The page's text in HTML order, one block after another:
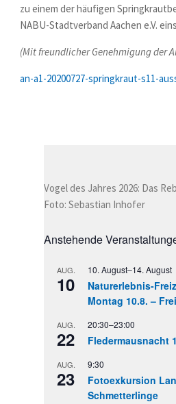
zu einem der häufigen
NABU-Stadtverband Aachen e.V.
(Mit freundlicher Genehmigung der
an-a1-20200727-springkraut-s11-
Vogel des Jahres 2026: Das
Foto: Sebastian Inhofer
Anstehende
AUG.
10
10. August–14. August
Naturerlebnis-
Montag 10.8. –
AUG.
22
20:30–23:00
Fledermausnacht 1
AUG.
23
9:30
Fotoexkursion
Schmetterlinge